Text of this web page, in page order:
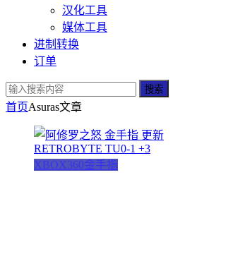
汉化工具
媒体工具
进制转换
订单
搜索
首页Asuras文章
XBOX360金手指